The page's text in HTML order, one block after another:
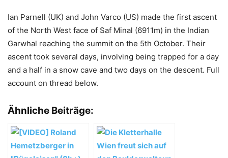
Ian Parnell (UK) and John Varco (US) made the first ascent
of the North West face of Saf Minal (6911m) in the Indian
Garwhal reaching the summit on the 5th October. Their
ascent took several days, involving being trapped for a day
and a half in a snow cave and two days on the descent. Full
account on thread below.
Ähnliche Beiträge: